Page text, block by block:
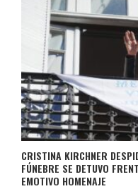
CRISTINA KIRCHNER
FÚNEBRE SE DETUVO
EMOTIVO HOMENAJE